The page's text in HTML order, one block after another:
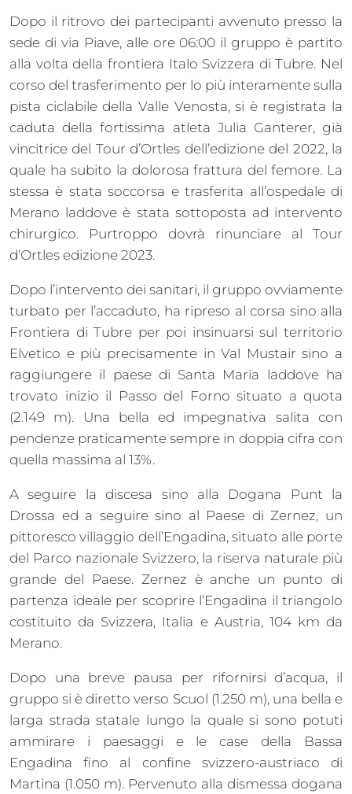
Dopo il ritrovo dei partecipanti avvenuto presso la
sede di via Piave, alle ore 06:00 il gruppo è partito
alla volta della frontiera Italo Svizzera di Tubre. Nel
corso del trasferimento per lo più interamente sulla
pista ciclabile della Valle Venosta, si è registrata la
caduta della fortissima atleta Julia Ganterer, già
vincitrice del Tour d’Ortles dell’edizione del 2022, la
quale ha subito la dolorosa frattura del femore. La
stessa è stata soccorsa e trasferita all’ospedale di
Merano laddove è stata sottoposta ad intervento
chirurgico. Purtroppo dovrà rinunciare al Tour
d’Ortles edizione 2023.
Dopo l’intervento dei sanitari, il gruppo ovviamente
turbato per l’accaduto, ha ripreso al corsa sino alla
Frontiera di Tubre per poi insinuarsi sul territorio
Elvetico e più precisamente in Val Mustair sino a
raggiungere il paese di Santa Maria laddove ha
trovato inizio il Passo del Forno situato a quota
(2.149 m). Una bella ed impegnativa salita con
pendenze praticamente sempre in doppia cifra con
quella massima al 13%.
A seguire la discesa sino alla Dogana Punt la
Drossa ed a seguire sino al Paese di Zernez, un
pittoresco villaggio dell’Engadina, situato alle porte
del Parco nazionale Svizzero, la riserva naturale più
grande del Paese. Zernez è anche un punto di
partenza ideale per scoprire l’Engadina il triangolo
costituito da Svizzera, Italia e Austria, 104 km da
Merano.
Dopo una breve pausa per rifornirsi d’acqua, il
gruppo si è diretto verso Scuol (1.250 m), una bella e
larga strada statale lungo la quale si sono potuti
ammirare i paesaggi e le case della Bassa
Engadina fino al confine svizzero-austriaco di
Martina (1.050 m). Pervenuto alla dismessa dogana